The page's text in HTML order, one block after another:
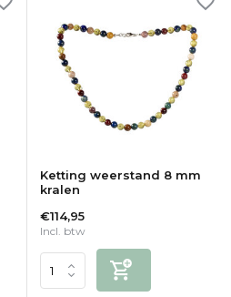
Ketting weerstand 8 mm
kralen
€114,95
Incl. btw